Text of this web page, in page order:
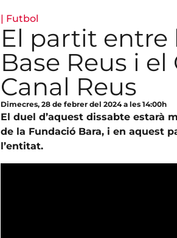
| Futbol
El partit entre
Base Reus i
Canal Reus
Dimecres, 28 de febrer del 2024 a les 14:00h
El duel d’aquest dissabte estarà
de la Fundació Bara, i en aquest
l’entitat.